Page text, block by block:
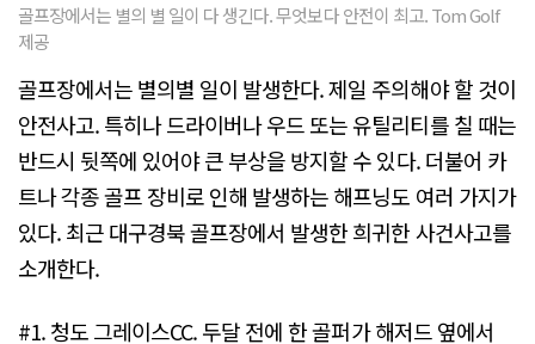
골프장에서는 별의 별 일이 다 생긴다. 무엇보다 안전이 최고. Tom Golf
제공
골프장에서는 별의별 일이 발생한다. 제일 주의해야 할 것이
안전사고. 특히나 드라이버나 우드 또는 유틸리티를 칠 때는
반드시 뒷쪽에 있어야 큰 부상을 방지할 수 있다. 더불어 카
트나 각종 골프 장비로 인해 발생하는 해프닝도 여러 가지가
있다. 최근 대구경북 골프장에서 발생한 희귀한 사건사고를
소개한다.
#1. 청도 그레이스CC. 두달 전에 한 골퍼가 해저드 옆에서